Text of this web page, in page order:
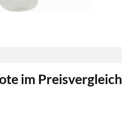
im Preisvergleich